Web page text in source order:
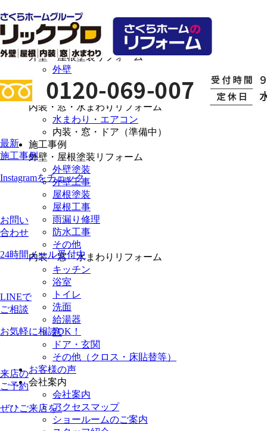
最新
施工事例
Instagramをチェック
お問い
合わせ
24時間メール受付中
LINEで
ご相談
お気軽に相談OK！
来店の
ご予約
ぜひご来店を♪
選ばれる理由
リフォームメニュー
外壁・屋根塗装リフォーム
外壁
外壁（集合住宅）
屋根
内装・窓・水まわりリフォーム
水まわり・エアコン
内装・窓・ドア（準備中）
施工事例
外壁・屋根塗装リフォーム
外壁塗装
外壁工事
屋根塗装
屋根工事
雨漏り修理
防水工事
その他
内装・窓・水まわりリフォーム
キッチン
浴室
トイレ
洗面
給湯器
窓
ドア・玄関
その他（クロス・床貼替等）
お客様の声
会社案内
会社案内
アクセスマップ
ショールームのご案内